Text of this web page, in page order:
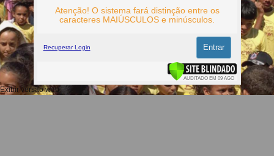
Atenção! O sistema fará distinção entre os
caracteres MAIÚSCULOS e minúsculos.
Recuperar Login Entrar
Exibir versão web